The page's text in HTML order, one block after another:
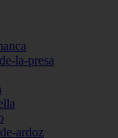
la-presa
ardoz